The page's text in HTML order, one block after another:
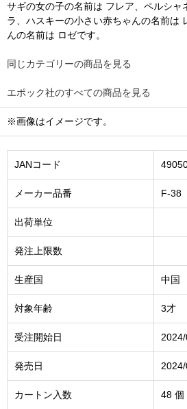
サギの女の子の名前は フレア、ペルシャ
ラ、ハスキーの小さい赤ちゃんの名前は
んの名前は ロゼです。
同じカテゴリーの商品を見る
エポック社のすべての商品を見る
※画像はイメージです。
JANコード
メーカー品番 F-38
出荷単位
発注上限数
生産国 中国
対象年齢 3才
受注開始日
発売日
カートン入数 48 個